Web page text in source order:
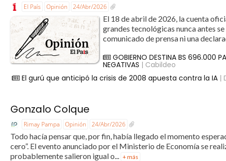
El País Opinión 24/Abr/2026
El 18 de abril de 2026, la cuenta
grandes tecnológicas nunca antes
comunicado de prensa ni una
GOBIERNO DESTINA BS 696.000
NEGATIVAS | Cabildeo
El gurú que anticipó la crisis de 2008 apuesta contra la IA |
Gonzalo Colque
Rimay Pampa Opinión 24/Abr/2026
Todo hacía pensar que, por fin, había llegado el momento
cero”. El evento anunciado por el Ministerio de Economía se
probablemente salieron igual o... + más